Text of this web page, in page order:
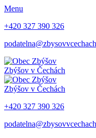
Menu
+420 327 390 326
Zbýšov v Čechách
Zbýšov v Čechách
+420 327 390 326